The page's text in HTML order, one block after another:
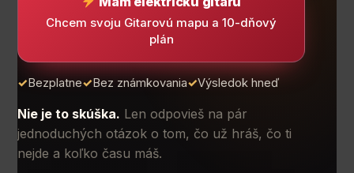
Chcem svoju Gitarovú mapu a 10-dňový
plán
Bezplatne Bez známkovania Výsledok hneď
Nie je to skúška. Len odpovieš na pár
jednoduchých otázok o tom, čo už hráš, čo ti
nejde a koľko času máš.